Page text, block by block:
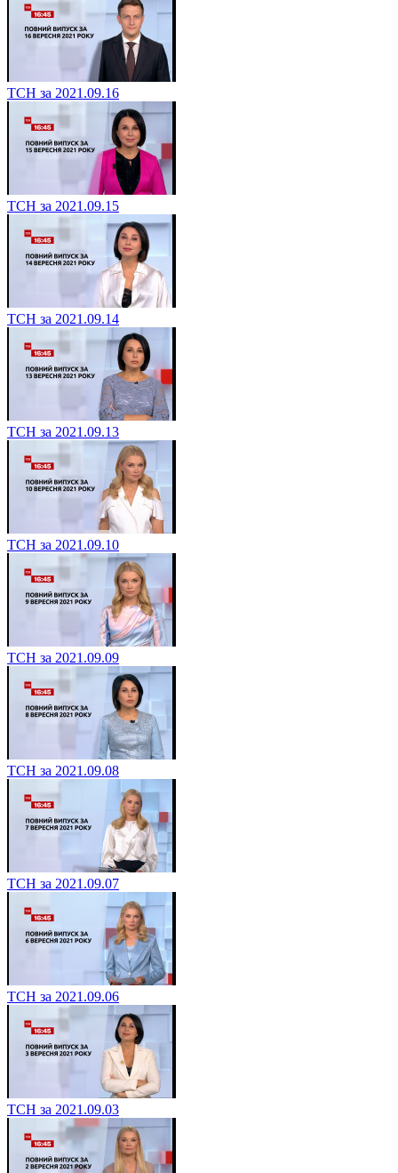
ТСН за 2021.09.16
ТСН за 2021.09.15
ТСН за 2021.09.14
ТСН за 2021.09.13
ТСН за 2021.09.10
ТСН за 2021.09.09
ТСН за 2021.09.08
ТСН за 2021.09.07
ТСН за 2021.09.06
ТСН за 2021.09.03